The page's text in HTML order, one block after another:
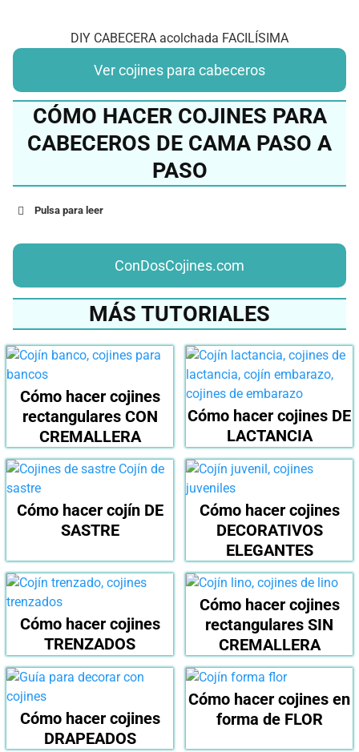
DIY CABECERA acolchada FACILÍSIMA
Ver cojines para cabeceros
CÓMO HACER COJINES PARA
CABECEROS DE CAMA PASO A
PASO
Pulsa para leer
ConDosCojines.com
MÁS TUTORIALES
Cómo hacer cojines
rectangulares CON
CREMALLERA
Cómo hacer cojines DE
LACTANCIA
Cómo hacer cojín DE
SASTRE
Cómo hacer cojines
DECORATIVOS
ELEGANTES
Cómo hacer cojines
TRENZADOS
Cómo hacer cojines
rectangulares SIN
CREMALLERA
Cómo hacer cojines
DRAPEADOS
Cómo hacer cojines en
forma de FLOR